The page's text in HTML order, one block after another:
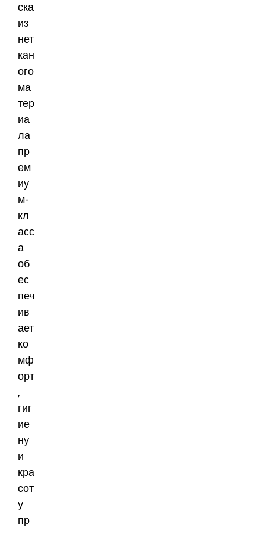
ска
из
нет
кан
ого
ма
тер
иа
ла
пр
ем
иу
м-
кл
асс
а
об
ес
печ
ив
ает
ко
мф
орт
,
гиг
ие
ну
и
кра
сот
у
пр